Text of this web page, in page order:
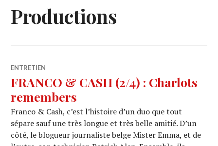
Productions
ENTRETIEN
FRANCO & CASH (2/4) : Charlots
remembers
Franco & Cash, c’est l’histoire d’un duo que tout
sépare sauf une très longue et très belle amitié. D’un
côté, le blogueur journaliste belge Mister Emma, et de